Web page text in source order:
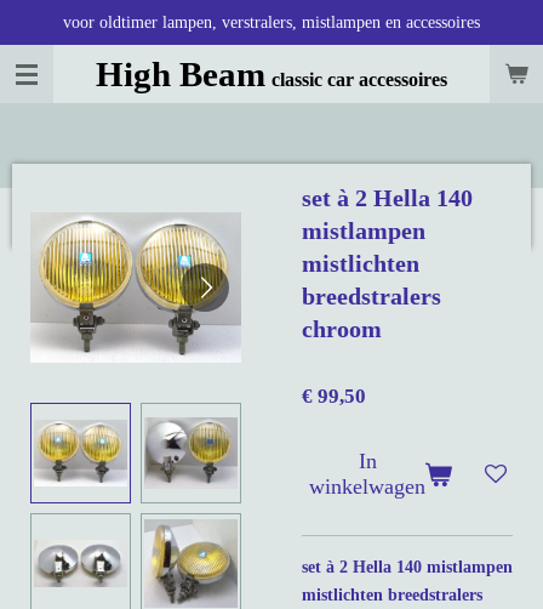
naar
High Beam classic car accessoires
voor oldtimer lampen, verstralers, mistlampen en accessoires
set à 2 Hella 140
mistlampen
mistlichten
breedstralers
chroom
€ 99,50
In
winkelwagen
set à 2 Hella 140 mistlampen
mistlichten breedstralers